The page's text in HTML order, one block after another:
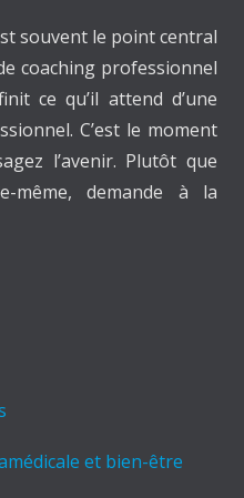
souvent le point central
coaching professionnel
ce qu’il attend d’une
C’est le moment
l’avenir. Plutôt que
même, demande à la
et bien-être